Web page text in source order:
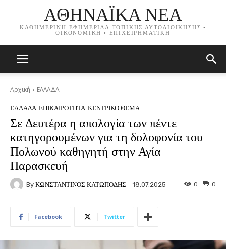
ΑΘΗΝΑΪΚΑ ΝΕΑ
ΚΑΘΗΜΕΡΙΝΗ ΕΦΗΜΕΡΙΔΑ ΤΟΠΙΚΗΣ ΑΥΤΟΔΙΟΙΚΗΣΗΣ •
ΟΙΚΟΝΟΜΙΚΗ • ΕΠΙΧΕΙΡΗΜΑΤΙΚΗ
Αρχική ΕΛΛΑΔΑ
ΕΛΛΑΔΑ ΕΠΙΚΑΙΡΟΤΗΤΑ ΚΕΝΤΡΙΚΟ ΘΕΜΑ
Σε Δευτέρα η απολογία των πέντε
κατηγορουμένων για τη δολοφονία του
Πολωνού καθηγητή στην Αγία
Παρασκευή
By ΚΩΝΣΤΑΝΤΙΝΟΣ ΚΑΤΩΠΟΔΗΣ 18.07.2025 0
0
Facebook Twitter